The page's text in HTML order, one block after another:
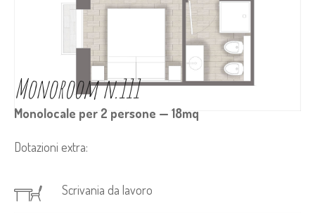
Monoroom n.111
Monolocale per 2 persone — 18mq
Dotazioni extra:
Scrivania da lavoro